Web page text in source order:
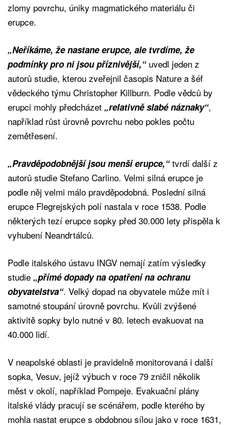
zlomy povrchu, úniky magmatického materiálu či
erupce.
„Neříkáme, že nastane erupce, ale tvrdíme, že
podmínky pro ni jsou příznivější,“uvedl jeden z
autorů studie, kterou zveřejnil časopis Nature a šéf
vědeckého týmu Christopher Killburn. Podle vědců by
erupci mohly předcházet „relativně slabé náznaky“,
například růst úrovně povrchu nebo pokles počtu
zemětřesení.
„Pravděpodobnější jsou menší erupce,“tvrdí další z
autorů studie Stefano Carlino. Velmi silná erupce je
podle něj velmi málo pravděpodobná. Poslední silná
erupce Flegrejských polí nastala v roce 1538. Podle
některých tezí erupce sopky před 30.000 lety přispěla k
vyhubení Neandrtálců.
Podle italského ústavu INGV nemají zatím výsledky
studie „přímé dopady na opatření na ochranu
obyvatelstva“. Velký dopad na obyvatele může mít i
samotné stoupání úrovně povrchu. Kvůli zvýšené
aktivitě sopky bylo nutné v 80. letech evakuovat na
40.000 lidí.
V neapolské oblasti je pravidelně monitorovaná i další
sopka, Vesuv, jejíž výbuch v roce 79 zničil několik
měst v okolí, například Pompeje. Evakuační plány
italské vlády pracují se scénářem, podle kterého by
mohla nastat erupce s obdobnou sílou jako v roce 1631,